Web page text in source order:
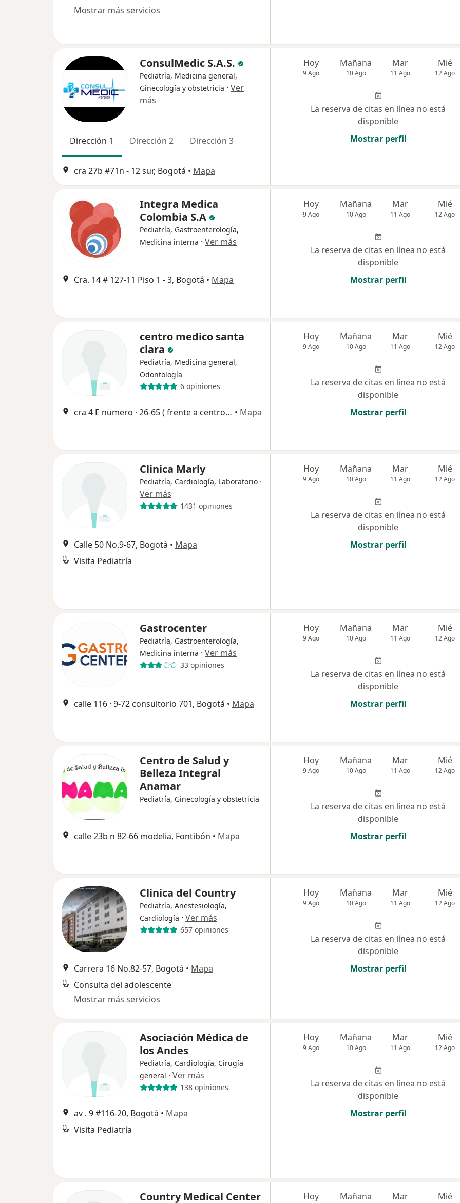
Mostrar más servicios
ConsulMedic S.A.S.
Pediatría, Medicina general,
Ginecología y obstetricia · Ver
más
Dirección 1 Dirección 2 Dirección 3
cra 27b #71n - 12 sur, Bogotá • Mapa
Hoy
9 Ago
Mañana
10 Ago
Mar
11 Ago
Mié
12 Ago
La reserva de citas en línea no está
disponible
Mostrar perfil
Integra Medica
Colombia S.A
Pediatría, Gastroenterología,
Medicina interna · Ver más
Cra. 14 # 127-11 Piso 1 - 3, Bogotá • Mapa
Hoy
9 Ago
Mañana
10 Ago
Mar
11 Ago
Mié
12 Ago
La reserva de citas en línea no está
disponible
Mostrar perfil
centro medico santa
clara
Pediatría, Medicina general,
Odontología
6 opiniones
cra 4 E numero · 26-65 ( frente a centro chia ), Bogotá • Mapa
Hoy
9 Ago
Mañana
10 Ago
Mar
11 Ago
Mié
12 Ago
La reserva de citas en línea no está
disponible
Mostrar perfil
Clinica Marly
Pediatría, Cardiología, Laboratorio ·
Ver más
1431 opiniones
Calle 50 No.9-67, Bogotá • Mapa
Visita Pediatría
Hoy
9 Ago
Mañana
10 Ago
Mar
11 Ago
Mié
12 Ago
La reserva de citas en línea no está
disponible
Mostrar perfil
Gastrocenter
Pediatría, Gastroenterología,
Medicina interna · Ver más
33 opiniones
calle 116 · 9-72 consultorio 701, Bogotá • Mapa
Hoy
9 Ago
Mañana
10 Ago
Mar
11 Ago
Mié
12 Ago
La reserva de citas en línea no está
disponible
Mostrar perfil
Centro de Salud y
Belleza Integral
Anamar
Pediatría, Ginecología y obstetricia
calle 23b n 82-66 modelia, Fontibón • Mapa
Hoy
9 Ago
Mañana
10 Ago
Mar
11 Ago
Mié
12 Ago
La reserva de citas en línea no está
disponible
Mostrar perfil
Clinica del Country
Pediatría, Anestesiología,
Cardiología · Ver más
657 opiniones
Carrera 16 No.82-57, Bogotá • Mapa
Consulta del adolescente
Mostrar más servicios
Hoy
9 Ago
Mañana
10 Ago
Mar
11 Ago
Mié
12 Ago
La reserva de citas en línea no está
disponible
Mostrar perfil
Asociación Médica de
los Andes
Pediatría, Cardiología, Cirugía
general · Ver más
138 opiniones
av . 9 #116-20, Bogotá • Mapa
Visita Pediatría
Hoy
9 Ago
Mañana
10 Ago
Mar
11 Ago
Mié
12 Ago
La reserva de citas en línea no está
disponible
Mostrar perfil
Country Medical Center Hoy Mañana Mar Mié